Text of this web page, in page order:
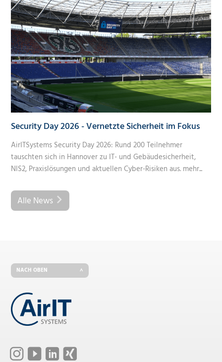
Security Day 2026 - Vernetzte Sicherheit im Fokus
AirITSystems Security Day 2026: Rund 200 Teilnehmer
tauschten sich in Hannover zu IT- und Gebäudesicherheit,
NIS2, Praxislösungen und aktuellen Cyber-Risiken aus. mehr...
Alle News
NACH OBEN